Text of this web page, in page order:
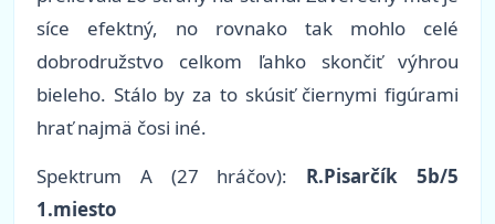
síce efektný, no rovnako tak mohlo celé
dobrodružstvo celkom ľahko skončiť výhrou
bieleho. Stálo by za to skúsiť čiernymi figúrami
hrať najmä čosi iné.
Spektrum A (27 hráčov): R.Pisarčík 5b/5
1.miesto